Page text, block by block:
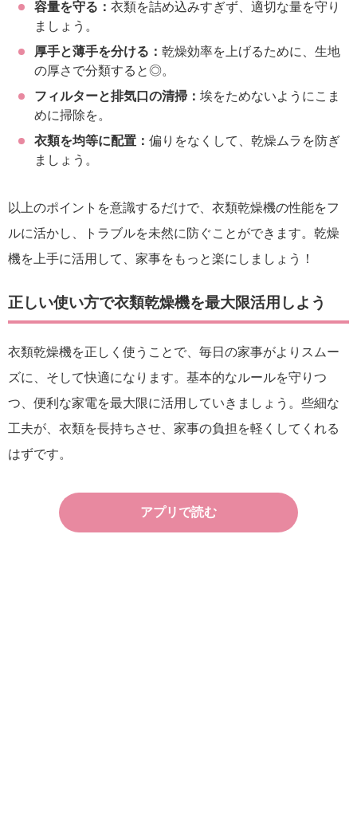
容量を守る： 衣類を詰め込みすぎず、適切な量を守り
ましょう。
厚手と薄手を分ける： 乾燥効率を上げるために、生地
の厚さで分類すると◎。
フィルターと排気口の清掃： 埃をためないようにこま
めに掃除を。
衣類を均等に配置： 偏りをなくして、乾燥ムラを防ぎ
ましょう。
以上のポイントを意識するだけで、衣類乾燥機の性能をフ
ルに活かし、トラブルを未然に防ぐことができます。乾燥
機を上手に活用して、家事をもっと楽にしましょう！
正しい使い方で衣類乾燥機を最大限活用しよう
衣類乾燥機を正しく使うことで、毎日の家事がよりスムー
ズに、そして快適になります。基本的なルールを守りつ
つ、便利な家電を最大限に活用していきましょう。些細な
工夫が、衣類を長持ちさせ、家事の負担を軽くしてくれる
はずです。
アプリで読む